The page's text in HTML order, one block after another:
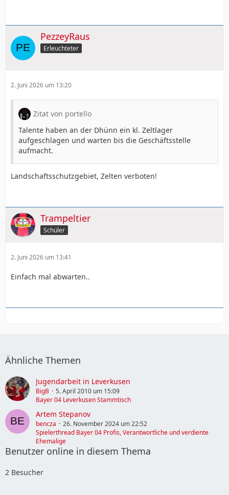
PezzeyRaus
Erleuchteter
2. Juni 2026 um 13:20
Zitat von portello
Talente haben an der Dhünn ein kl. Zeltlager
aufgeschlagen und warten bis die Geschäftsstelle
aufmacht.
Landschaftsschutzgebiet, Zelten verboten!
Trampeltier
Schüler
2. Juni 2026 um 13:41
Einfach mal abwarten..
Ähnliche Themen
Jugendarbeit in Leverkusen
BigB
5. April 2010 um 15:09
Bayer 04 Leverkusen Stammtisch
Artem Stepanov
bencza
26. November 2024 um 22:52
Spielerthread Bayer 04 Profis, Verantwortliche und verdiente
Ehemalige
Benutzer online in diesem Thema
2 Besucher